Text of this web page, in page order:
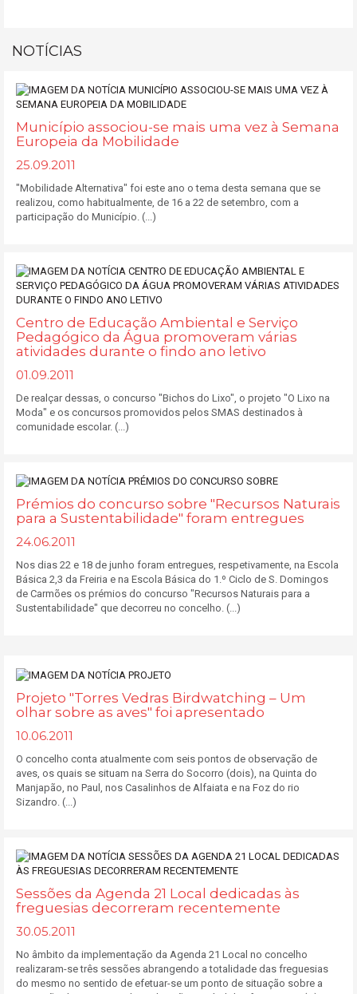
NOTÍCIAS
Município associou-se mais uma vez à Semana
Europeia da Mobilidade
25.09.2011
"Mobilidade Alternativa" foi este ano o tema desta semana que se
realizou, como habitualmente, de 16 a 22 de setembro, com a
participação do Município. (...)
Centro de Educação Ambiental e Serviço
Pedagógico da Água promoveram várias
atividades durante o findo ano letivo
01.09.2011
De realçar dessas, o concurso "Bichos do Lixo", o projeto "O Lixo na
Moda" e os concursos promovidos pelos SMAS destinados à
comunidade escolar. (...)
Prémios do concurso sobre "Recursos Naturais
para a Sustentabilidade" foram entregues
24.06.2011
Nos dias 22 e 18 de junho foram entregues, respetivamente, na Escola
Básica 2,3 da Freiria e na Escola Básica do 1.º Ciclo de S. Domingos
de Carmões os prémios do concurso "Recursos Naturais para a
Sustentabilidade" que decorreu no concelho. (...)
Projeto "Torres Vedras Birdwatching – Um
olhar sobre as aves" foi apresentado
10.06.2011
O concelho conta atualmente com seis pontos de observação de
aves, os quais se situam na Serra do Socorro (dois), na Quinta do
Manjapão, no Paul, nos Casalinhos de Alfaiata e na Foz do rio
Sizandro. (...)
Sessões da Agenda 21 Local dedicadas às
freguesias decorreram recentemente
30.05.2011
No âmbito da implementação da Agenda 21 Local no concelho
realizaram-se três sessões abrangendo a totalidade das freguesias
do mesmo no sentido de efetuar-se um ponto de situação sobre a